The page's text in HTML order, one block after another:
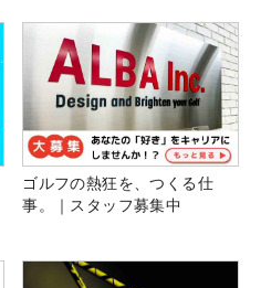
ゴルフの熱狂を、つくる仕
事。｜スタッフ募集中